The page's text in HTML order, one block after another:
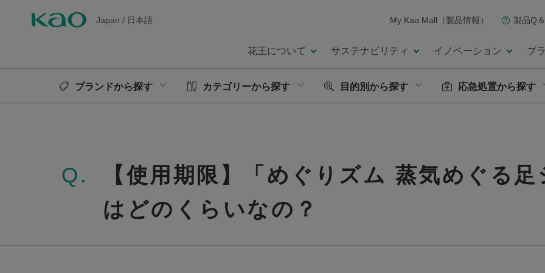
Japan / 日本語 My Kao Mall（製品情報） 製品Q
花王について サステナビリティ イノベーション ブ
ブランドから探す カテゴリーから探す 目的別から探す 応急処置から探す
Q.
【使用期限】「めぐりズム 蒸気めぐる
はどのくらいなの？